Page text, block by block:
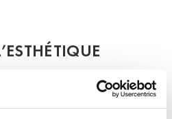
dépasse le simple
sait aujourd’hui qu’un